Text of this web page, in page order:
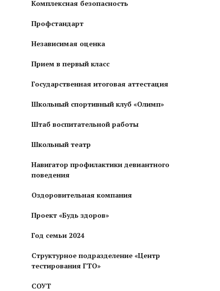
Комплексная безопасность
Профстандарт
Независимая оценка
Прием в первый класс
Государственная итоговая аттестация
Школьный спортивный клуб «Олимп»
Штаб воспитательной работы
Школьный театр
Навигатор профилактики девиантного
поведения
Оздоровительная компания
Проект «Будь здоров»
Год семьи 2024
Структурное подразделение «Центр
тестирования ГТО»
СОУТ